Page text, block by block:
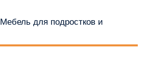
Previous
post:
Мебель для подростков и